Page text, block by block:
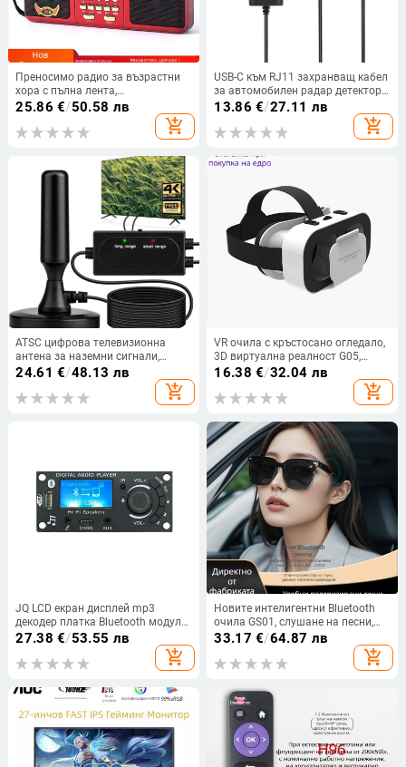
Преносимо радио за възрастни
хора с пълна лента,
многофункционално радио с
Bluetooth високоговорител на
25.86 €/50.58 лв
add_shopping_cart
USB-C към RJ11 захранващ кабел
за автомобилен радар детектор,
усилване 5V-12V, дължина 1.5 м,
13.86 €/27.11 лв
add_shopping_cart
ATSC цифрова телевизионна
антена за наземни сигнали,
вътрешно и външно използване,
24.61 €/48.13 лв
add_shopping_cart
VR очила с кръстосано огледало,
3D виртуална реалност G05,
мобилен геймплей, монтиран на
16.38 €/32.04 лв
add_shopping_cart
JQ LCD екран дисплей mp3
декодер платка Bluetooth модул
DIY продукт автомобилни аудио
аксесоари аудио усилвател
платка
27.38 €/53.55 лв
add_shopping_cart
Новите интелигентни Bluetooth
очила GS01, слушане на песни,
обаждане, шофиране, навигация,
удобни за носене
33.17 €/64.87 лв
add_shopping_cart